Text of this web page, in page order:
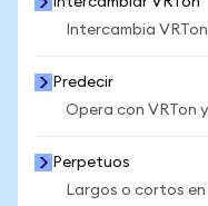
Intercambia
Predecir
Opera con VRTon
Perpetuos
Largos o cortos